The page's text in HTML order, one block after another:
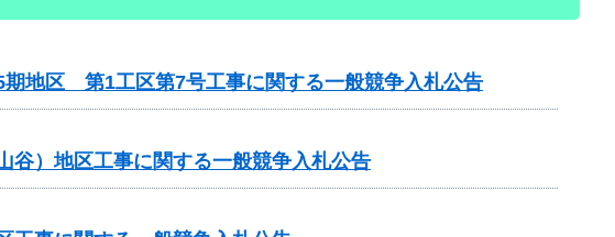
地区 第1工区第7号工事に関する一般競争入札公告
）地区工事に関する一般競争入札公告